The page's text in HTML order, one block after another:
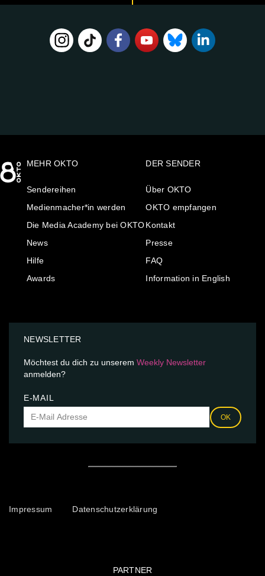
MEHR OKTO
Sendereihen
Medienmacher*in werden
Die Media Academy bei OKTO
News
Hilfe
Awards
DER SENDER
Über OKTO
OKTO empfangen
Kontakt
Presse
FAQ
Information in English
NEWSLETTER
Möchtest du dich zu unserem Weekly Newsletter
anmelden?
E-MAIL
OK
Impressum Datenschutzerklärung
PARTNER